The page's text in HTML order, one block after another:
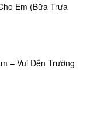
Em (Bữa Trưa
– Vui Đến Trường